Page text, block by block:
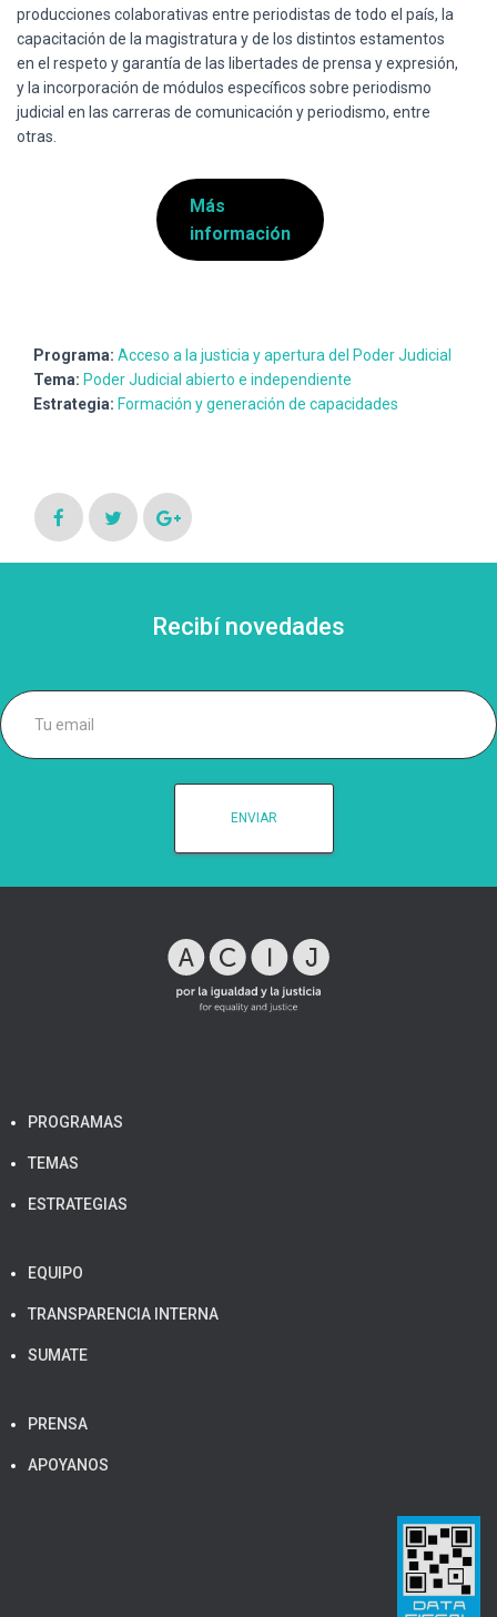
producciones colaborativas entre periodistas de todo el país, la
capacitación de la magistratura y de los distintos estamentos
en el respeto y garantía de las libertades de prensa y expresión,
y la incorporación de módulos específicos sobre periodismo
judicial en las carreras de comunicación y periodismo, entre
otras.
Más
información
Programa: Acceso a la justicia y apertura del Poder Judicial
Tema: Poder Judicial abierto e independiente
Estrategia: Formación y generación de capacidades
Recibí novedades
PROGRAMAS
TEMAS
ESTRATEGIAS
EQUIPO
TRANSPARENCIA INTERNA
SUMATE
PRENSA
APOYANOS